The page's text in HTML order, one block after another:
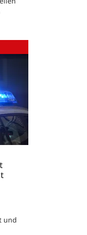
und